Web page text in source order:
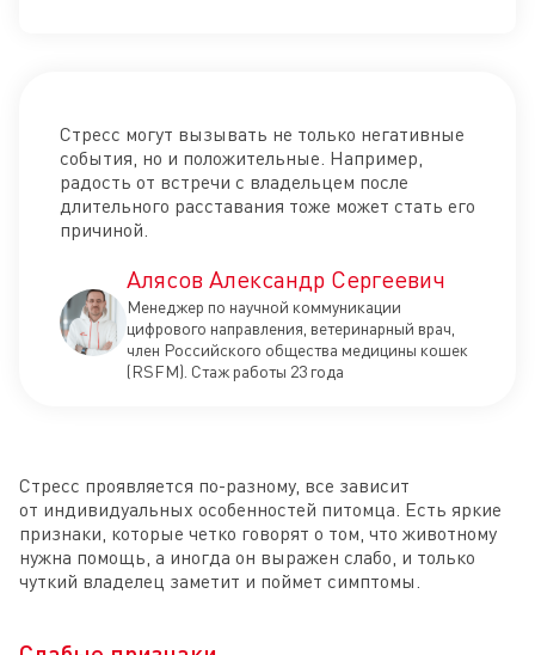
Стресс могут вызывать не только негативные
события, но и положительные. Например,
радость от встречи с владельцем после
длительного расставания тоже может стать его
причиной.
Алясов Александр Сергеевич
Менеджер по научной коммуникации
цифрового направления, ветеринарный врач,
член Российского общества медицины кошек
(RSFM). Стаж работы 23 года
Стресс проявляется по-разному, все зависит
от индивидуальных особенностей питомца. Есть яркие
признаки, которые четко говорят о том, что животному
нужна помощь, а иногда он выражен слабо, и только
чуткий владелец заметит и поймет симптомы.